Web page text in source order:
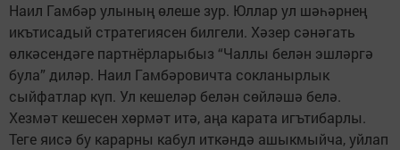
Наил Гамбәр улының өлеше зур. Юллар ул шәһәрнең
икътисадый стратегиясен билгели. Хәзер сәнәгать
өлкәсендәге партнёрларыбыз “Чаллы белән эшләргә
була” диләр. Наил Гамбәровичта сокланырлык
сыйфатлар күп. Ул кешеләр белән сөйләшә белә.
Хезмәт кешесен хөрмәт итә, аңа карата игътибарлы.
Теге яисә бу карарны кабул иткәндә ашыкмыйча, уйлап